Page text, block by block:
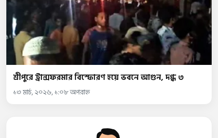
শ্রীপুরে ট্রান্সফরমার বিস্ফোরণ হয়ে ভবনে আগুন, দগ্ধ ৩
১৩ মার্চ, ২০২৬, ১:০৮ অপরাহ্ন